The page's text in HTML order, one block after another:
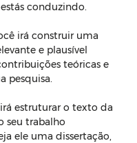
conduzindo.
irá construir uma
e plausível
teóricas e
pesquisa.
estruturar o texto da
seu trabalho
ele uma dissertação,